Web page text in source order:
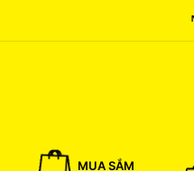
MUA SẮM